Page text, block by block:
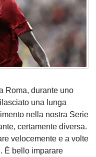
Roma, durante uno
una lunga
nella nostra Serie
certamente diversa.
velocemente e a volte
È bello imparare